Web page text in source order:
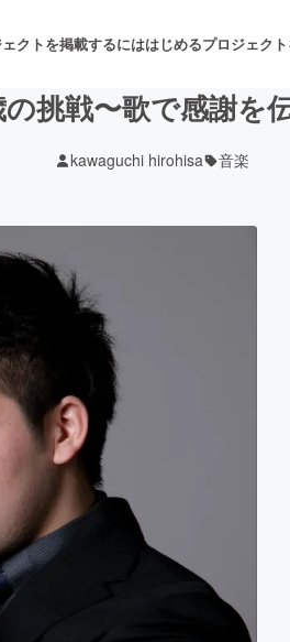
クトを掲載するにははじめるプロジェク
舞台・
ビス開発
版
ビュー
for Social Good
CAMPFIRE
ふるさと納税
コミュニ
の挑戦〜歌で感謝を
kawaguchi hirohisa 音楽